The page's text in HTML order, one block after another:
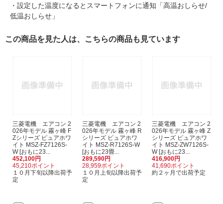
・設定した温度になるとスマートフォンに通知「高温おしらせ/
低温おしらせ」
この商品を見た人は、こちらの商品も見ています
三菱電機 エアコン 2
026年モデル 霧ヶ峰 F
Zシリーズ ピュアホワ
イト MSZ-FZ7126S-
W [おもに23...
452,100円
45,210ポイント
１０月下旬以降出荷予
定
三菱電機 エアコン 2
026年モデル 霧ヶ峰 R
シリーズ ピュアホワ
イト MSZ-R7126S-W
[おもに23畳...
289,590円
28,959ポイント
１０月上旬以降出荷予
定
三菱電機 エアコン 2
026年モデル 霧ヶ峰 Z
シリーズ ピュアホワ
イト MSZ-ZW7126S-
W [おもに23...
416,900円
41,690ポイント
約２ヶ月で出荷予定